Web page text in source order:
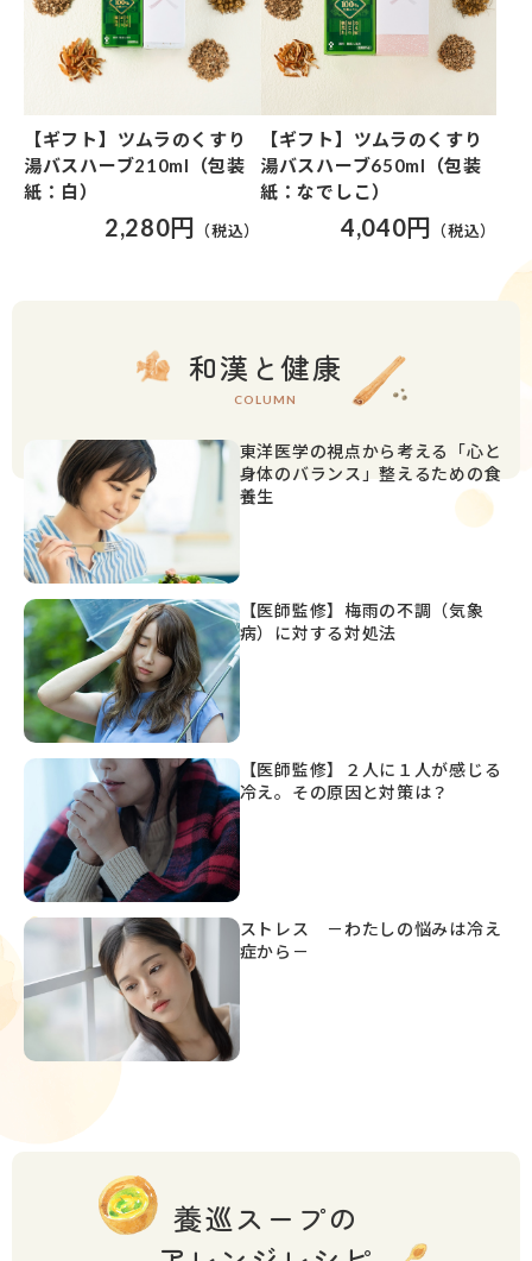
【ギフト】ツムラのくすり
湯バスハーブ210ml（包装
紙：白）
2,280円
【ギフト】ツムラのくすり
湯バスハーブ650ml（包装
紙：なでしこ）
4,040円
和漢と健康
COLUMN
東洋医学の視点から考える「心と
身体のバランス」整えるための食
養生
【医師監修】梅雨の不調（気象
病）に対する対処法
【医師監修】２人に１人が感じる
冷え。その原因と対策は？
ストレス －わたしの悩みは冷え
症から－
養巡スープの